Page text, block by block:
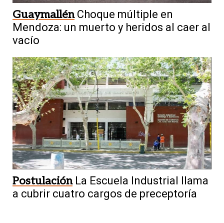
Guaymallén Choque múltiple en
Mendoza: un muerto y heridos al caer al
vacío
Postulación La Escuela Industrial llama
a cubrir cuatro cargos de preceptoría